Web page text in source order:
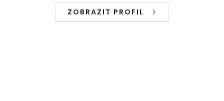
ZOBRAZIT PROFIL